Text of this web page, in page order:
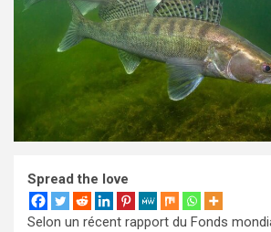
Spread the love
Selon un récent rapport du Fonds